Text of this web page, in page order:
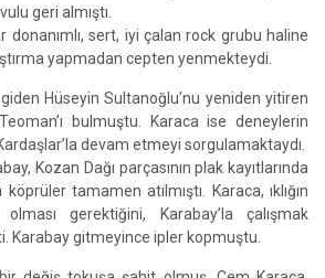
geri almıştı.
donanımlı, sert, iyi çalan rock grubu haline
yapmadan cepten yenmekteydi.
Hüseyin Sultanoğlu’nu yeniden yitiren
bulmuştu. Karaca ise deneylerin
devam etmeyi sorgulamaktaydı.
Kozan Dağı parçasının plak kayıtlarında
köprüler tamamen atılmıştı. Karaca, ıklığın
olması gerektiğini, Karabay’la çalışmak
Karabay gitmeyince ipler kopmuştu.